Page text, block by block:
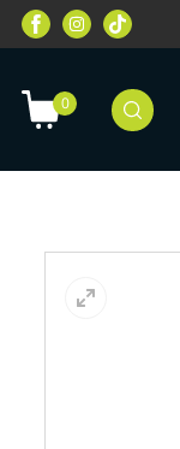
ציוד מיגון לילדים
0